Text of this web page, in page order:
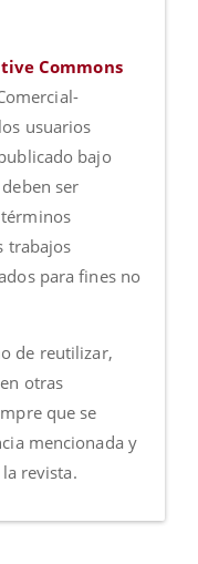
Commons
usuarios
bajo
ser
trabajos
para fines no
de reutilizar,
otras
que se
mencionada y
revista.